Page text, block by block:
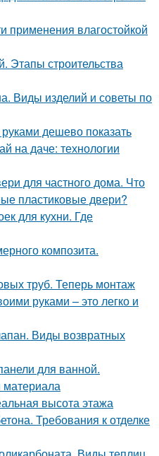
применения влагостойкой
Этапы строительства
Виды изделий и советы по
дешево показать
на даче: технологии
для частного дома. Что
пластиковые двери?
для кухни. Где
композита.
труб. Теперь монтаж
руками – это легко и
Виды возвратных
для ванной.
материала
высота этажа
Требования к отделке